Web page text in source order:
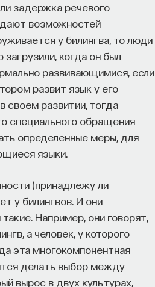
задержка речевого
возможностей
у билингва, то люди
когда он был
развивающимися, если
развит язык у его
своем развитии, тогда
специального обращения
определенные меры, для
языки.
(принадлежу ли
у билингвов. И они
Например, они говорят,
а человек, у которого
эта многокомпонентная
делать выбор между
вырос в двух культурах,